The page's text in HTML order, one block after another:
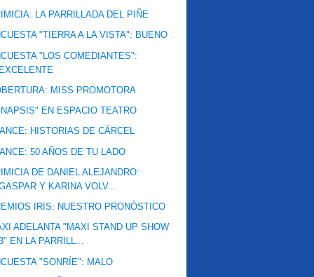
LA PARRILLADA DEL PIÑE
"TIERRA A LA VISTA": BUENO
"LOS COMEDIANTES":
MISS PROMOTORA
EN ESPACIO TEATRO
HISTORIAS DE CÁRCEL
50 AÑOS DE TU LADO
DE DANIEL ALEJANDRO:
Y KARINA VOLV...
IRIS: NUESTRO PRONÓSTICO
ADELANTA "MAXI STAND UP SHOW
EN LA PARRILL...
"SONRÍE": MALO